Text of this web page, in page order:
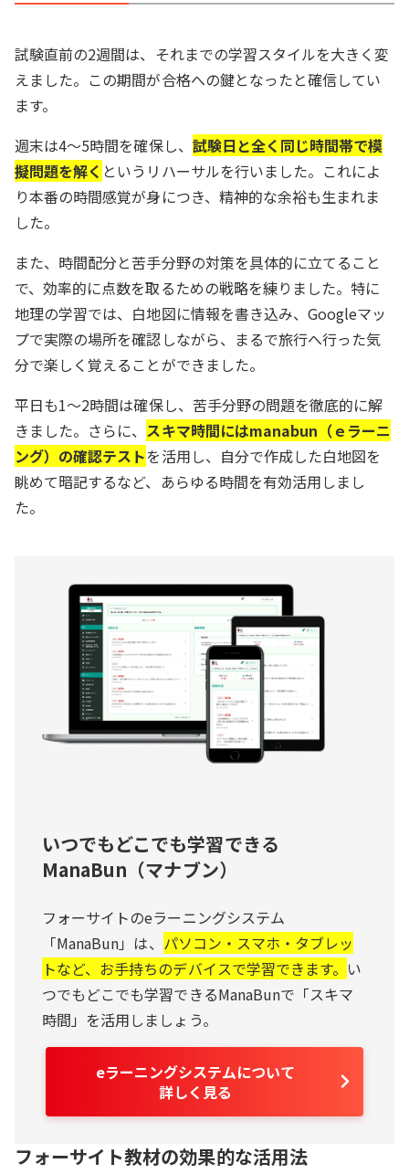
試験直前の2週間は、それまでの学習スタイルを大きく変
えました。この期間が合格への鍵となったと確信してい
ます。
週末は4～5時間を確保し、 試験日と全く同じ時間帯で模
擬問題を解く というリハーサルを行いました。これによ
り本番の時間感覚が身につき、精神的な余裕も生まれま
した。
また、時間配分と苦手分野の対策を具体的に立てること
で、効率的に点数を取るための戦略を練りました。特に
地理の学習では、白地図に情報を書き込み、Googleマッ
プで実際の場所を確認しながら、まるで旅行へ行った気
分で楽しく覚えることができました。
平日も1～2時間は確保し、苦手分野の問題を徹底的に解
きました。さらに、 スキマ時間にはmanabun（ｅラーニ
ング）の確認テストを活用し、自分で作成した白地図を
眺めて暗記するなど、あらゆる時間を有効活用しまし
た。
いつでもどこでも学習できる
ManaBun（マナブン）
フォーサイトのeラーニングシステム
「ManaBun」は、 パソコン・スマホ・タブレッ
トなど、お手持ちのデバイスで学習できます。 い
つでもどこでも学習できるManaBunで「スキマ
時間」を活用しましょう。
eラーニングシステムについて
詳しく見る
フォーサイト教材の効果的な活用法